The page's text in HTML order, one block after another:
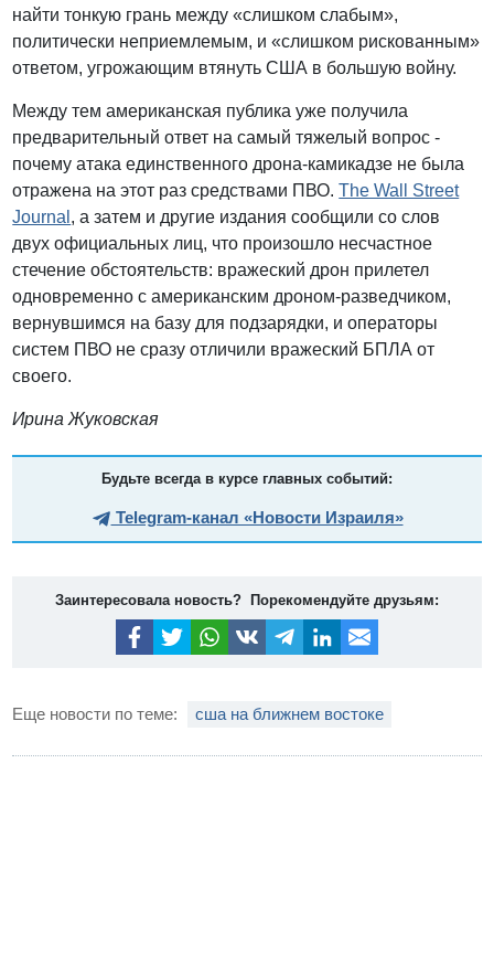
найти тонкую грань между «слишком слабым»,
политически неприемлемым, и «слишком рискованным»
ответом, угрожающим втянуть США в большую войну.
Между тем американская публика уже получила
предварительный ответ на самый тяжелый вопрос -
почему атака единственного дрона-камикадзе не была
отражена на этот раз средствами ПВО.The Wall Street
Journal , а затем и другие издания сообщили со слов
двух официальных лиц, что произошло несчастное
стечение обстоятельств: вражеский дрон прилетел
одновременно с американским дроном-разведчиком,
вернувшимся на базу для подзарядки, и операторы
систем ПВО не сразу отличили вражеский БПЛА от
своего.
Ирина Жуковская
Будьте всегда в курсе главных событий:
Telegram-канал «Новости Израиля»
Заинтересовала новость? Порекомендуйте друзьям:
Еще новости по теме: сша на ближнем востоке